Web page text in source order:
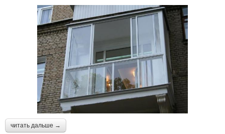
читать дальше →